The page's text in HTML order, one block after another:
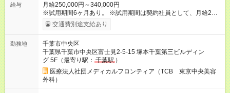
給与
月給250,000円～340,000円
※試用期間6ヶ月あり。 ※試用期間は契約社員として、月給22万
円＋各種手当となります。 ※想定年収には賞与を含みます。 ◆
残業手当は1分単位で全額支給 【試用期間】試用期間あり 試用
があります。 雇用形態：中途採用（契約社員） 給与：月
給 220,000円以上
交通費別途支給あり
勤務地
千葉市中央区
千葉県千葉市中央区富士見2-5-15 塚本千葉第三ビルディン
グ 5F（最寄り駅： 千葉駅 ）
医療法人社団メディカルフロンティア（TCB 東京中央美容
外科）